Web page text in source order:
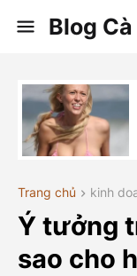
Blog Cà
Trang chủ kinh
Ý tưởng
sao cho